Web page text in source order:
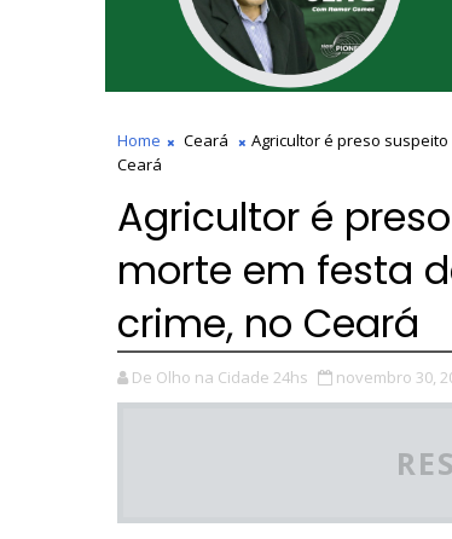
Home Ceará
Agricultor é preso
Ceará
Agricultor é
morte em festa
crime, no Ceará
De Olho na Cidade 24hs novembro 30,